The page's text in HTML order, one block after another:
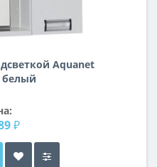
Aquanet
белый
₽